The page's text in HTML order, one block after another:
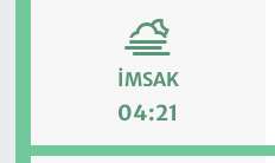
İMSAK
04:21